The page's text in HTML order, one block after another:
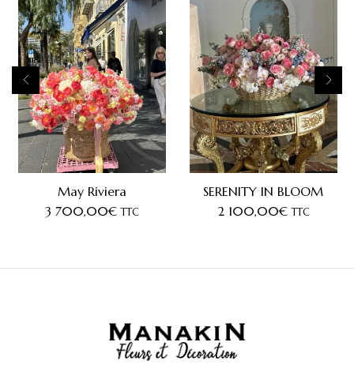
May Riviera
3 700,00€ TTC
SERENITY IN BLOOM
2 100,00€ TTC